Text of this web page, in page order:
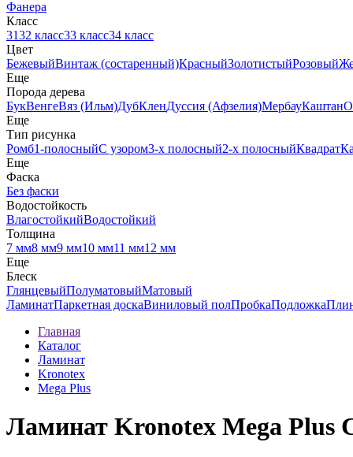
Фанера
Класс
3132 класс33 класс34 класс
Цвет
БежевыйВинтаж (состаренный)КрасныйЗолотистыйРозовый
Еще
Порода дерева
БукВенгеВяз (Ильм)ДубКленДуссия (Афзелия)МербауКаштан
Еще
Тип рисунка
Ромб1-полосныйС узором3-х полосный2-х полосныйКвадрат
Еще
Фаска
Без фаски
Водостойкость
ВлагостойкийВодостойкий
Толщина
7 мм8 мм9 мм10 мм11 мм12 мм
Еще
Блеск
ГлянцевыйПолуматовыйМатовый
ЛаминатПаркетная доскаВиниловый полПробкаПодложка
Главная
Каталог
Ламинат
Kronotex
Mega Plus
Ламинат Kronotex Mega Plus